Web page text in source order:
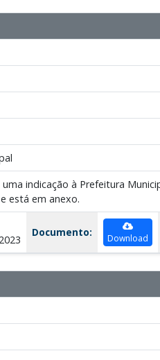
indicação à Prefeitura
está em anexo.
Documento: Download